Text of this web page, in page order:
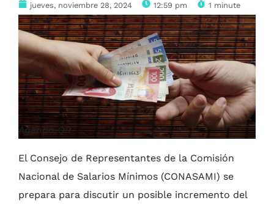
jueves, noviembre 28, 2024 12:59 pm 1 minute
Agenda QR
El Consejo de Representantes de la Comisión
Nacional de Salarios Mínimos (CONASAMI) se
prepara para discutir un posible incremento del